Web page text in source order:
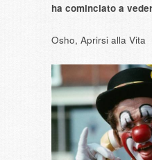
ha cominciato a
Osho, Aprirsi alla Vita